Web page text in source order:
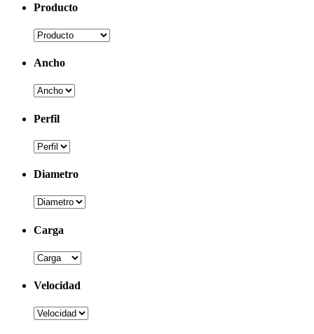
Producto
Ancho
Perfil
Diametro
Carga
Velocidad